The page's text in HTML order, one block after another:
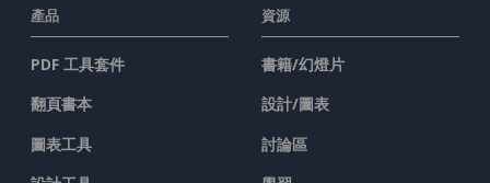
產品
PDF 工具套件
翻頁書本
圖表工具
資源
書籍/幻燈片
設計/圖表
討論區